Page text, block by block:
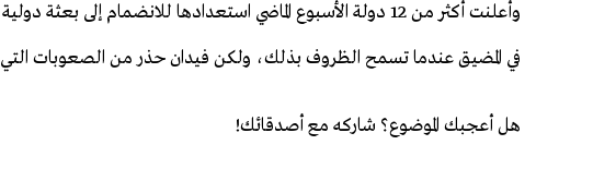
وأعلنت أكثر من 12 دولة الأسبوع الماضي استعدادها للانضمام إلى
في المضيق عندما تسمح الظروف بذلك، ولكن فيدان حذر من الصعوبات التي
هل أعجبك الموضوع؟ شاركه مع أصدقائك!